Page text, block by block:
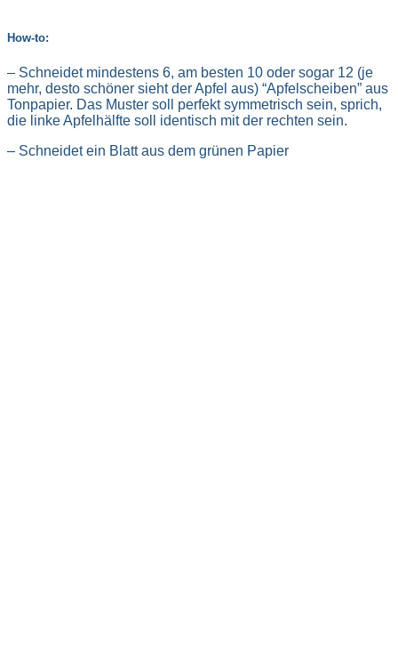
How-to:
– Schneidet mindestens 6, am besten 10 oder sogar 12 (je
mehr, desto schöner sieht der Apfel aus) “Apfelscheiben” aus
Tonpapier. Das Muster soll perfekt symmetrisch sein, sprich,
die linke Apfelhälfte soll identisch mit der rechten sein.
– Schneidet ein Blatt aus dem grünen Papier